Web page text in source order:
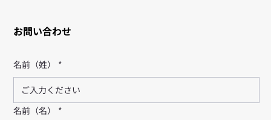
お問い合わせ
名前（姓） *
名前（名） *